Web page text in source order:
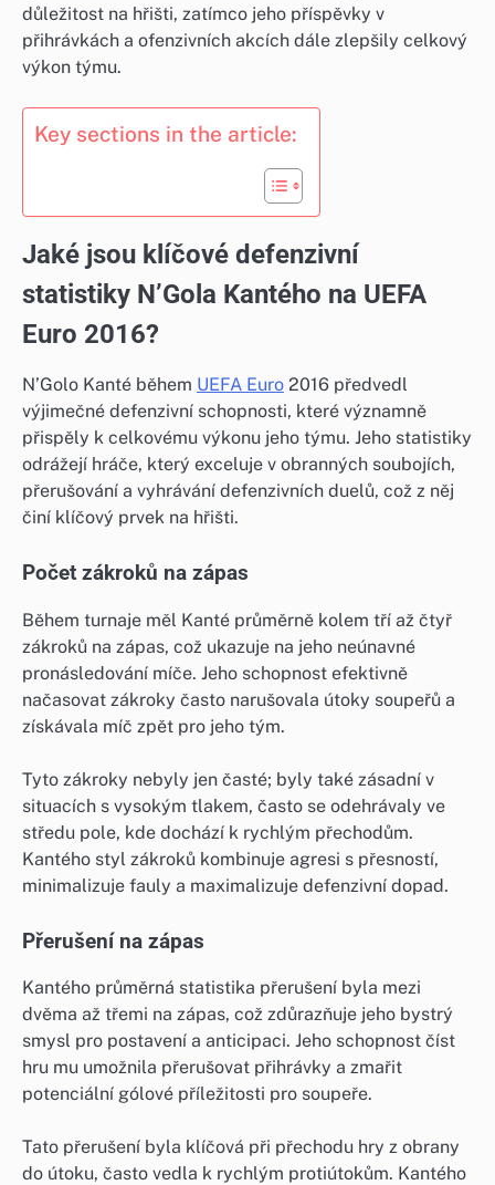
důležitost na hřišti, zatímco jeho příspěvky v
přihrávkách a ofenzivních akcích dále zlepšily celkový
výkon týmu.
Key sections in the article:
Jaké jsou klíčové defenzivní
statistiky N’Gola Kantého na UEFA
Euro 2016?
N’Golo Kanté během UEFA Euro 2016 předvedl
výjimečné defenzivní schopnosti, které významně
přispěly k celkovému výkonu jeho týmu. Jeho statistiky
odrážejí hráče, který exceluje v obranných soubojích,
přerušování a vyhrávání defenzivních duelů, což z něj
činí klíčový prvek na hřišti.
Počet zákroků na zápas
Během turnaje měl Kanté průměrně kolem tří až čtyř
zákroků na zápas, což ukazuje na jeho neúnavné
pronásledování míče. Jeho schopnost efektivně
načasovat zákroky často narušovala útoky soupeřů a
získávala míč zpět pro jeho tým.
Tyto zákroky nebyly jen časté; byly také zásadní v
situacích s vysokým tlakem, často se odehrávaly ve
středu pole, kde dochází k rychlým přechodům.
Kantého styl zákroků kombinuje agresi s přesností,
minimalizuje fauly a maximalizuje defenzivní dopad.
Přerušení na zápas
Kantého průměrná statistika přerušení byla mezi
dvěma až třemi na zápas, což zdůrazňuje jeho bystrý
smysl pro postavení a anticipaci. Jeho schopnost číst
hru mu umožnila přerušovat přihrávky a zmařit
potenciální gólové příležitosti pro soupeře.
Tato přerušení byla klíčová při přechodu hry z obrany
do útoku, často vedla k rychlým protiútokům. Kantého